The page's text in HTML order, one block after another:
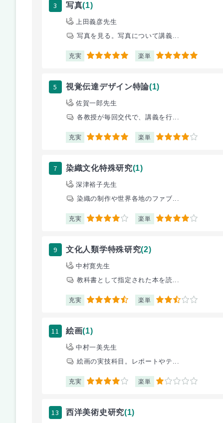
3 写真(1)
上田義彦先生
写真を見る。写真について講義...
充実 5 楽単 5
5 視覚伝達デザイン特論(1)
佐賀一郎先生
各教授が毎回交代で、講義を行...
充実 5 楽単 4
7 染織文化特殊研究(1)
深津裕子先生
染織の制作や世界各地のファブ...
充実 4 楽単 4
9 文化人類学特殊研究(2)
中村寛先生
教科書として指定された本を読...
充実 4.5 楽単 2.5
11 絵画(1)
中村一美先生
絵画の実技科目。レポートやテ...
充実 4 楽単 1
13 西洋美術史研究(1)